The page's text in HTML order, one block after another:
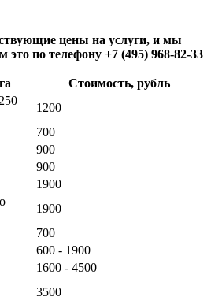
цены на услуги, и мы
это по телефону +7 (495) 968-82-33
Стоимость, рубль
1200
700
900
900
1900
1900
700
600 - 1900
1600 - 4500
3500